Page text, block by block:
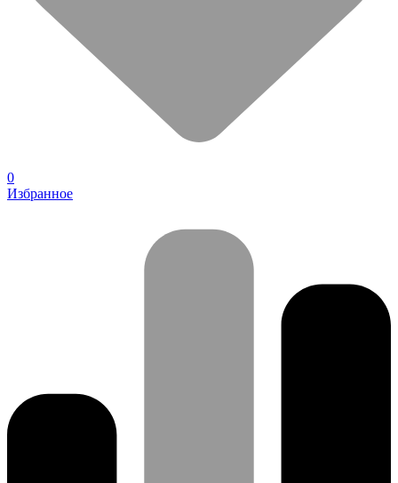
0
Избранное